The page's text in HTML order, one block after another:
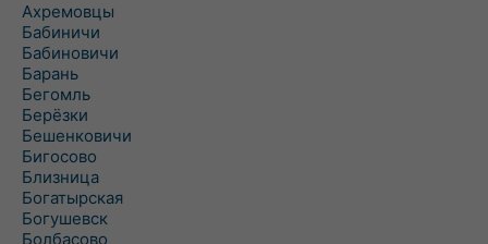
Ахремовцы
Бабиничи
Бабиновичи
Барань
Бегомль
Берёзки
Бешенковичи
Бигосово
Близница
Богатырская
Богушевск
Болбасово